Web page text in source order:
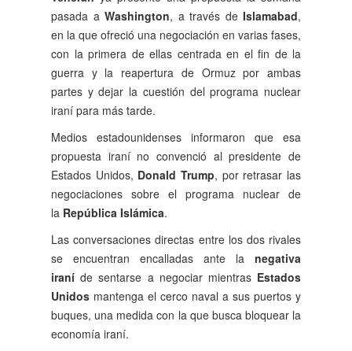
pasada a Washington, a través de Islamabad,
en la que ofreció una negociación en varias fases,
con la primera de ellas centrada en el fin de la
guerra y la reapertura de Ormuz por ambas
partes y dejar la cuestión del programa nuclear
iraní para más tarde.
Medios estadounidenses informaron que esa
propuesta iraní no convenció al presidente de
Estados Unidos, Donald Trump, por retrasar las
negociaciones sobre el programa nuclear de
la República Islámica.
Las conversaciones directas entre los dos rivales
se encuentran encalladas ante la negativa
iraní de sentarse a negociar mientras Estados
Unidos mantenga el cerco naval a sus puertos y
buques, una medida con la que busca bloquear la
economía iraní.